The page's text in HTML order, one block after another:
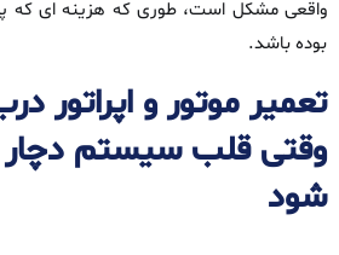
واقعی مشکل است، طوری که هزینه‌ ای که
بوده باشد.
تعمیر موتور و اپراتور
وقتی قلب سیستم
شود